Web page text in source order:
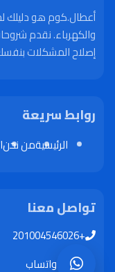
أعطال.كوم هو دليلك
والكهرباء. نقدم
إصلاح المشكلات
روابط سريعة
الرئيسيةمن نحن
تواصل معنا
+201004546026
واتساب